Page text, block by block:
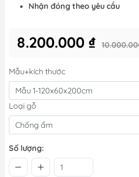
Nhận đóng theo yêu cầu
8.200.000 ₫
Mẫu+kích thước
Loại gỗ
Số lượng: